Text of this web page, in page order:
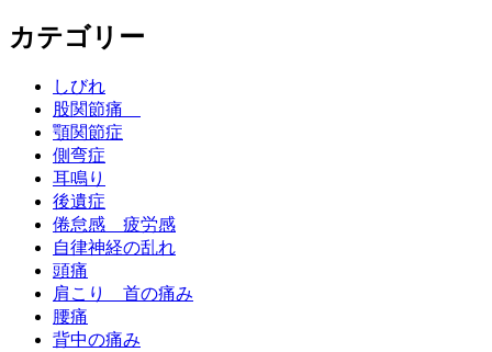
カテゴリー
しびれ
股関節痛
顎関節症
側弯症
耳鳴り
後遺症
倦怠感 疲労感
自律神経の乱れ
頭痛
肩こり 首の痛み
腰痛
背中の痛み